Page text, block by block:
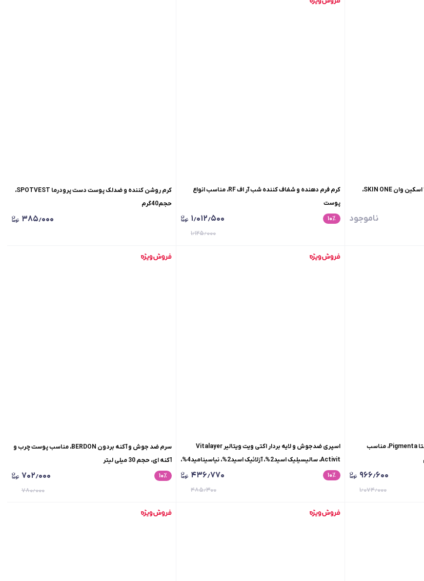
کرم ضد چروک اکتیو رتینول 0.5% اسکین وان SKIN ONE،
ناموجود
کرم فرم دهنده و شفاف کننده شب آر اف RF، مناسب انواع
پوست
۱۰٪ ۱٫۰۱۲٫۵۰۰
۱٫۱۲۵٫۰۰۰
کرم روشن کننده و ضدلک پوست دست پرودرما SPOTVEST،
حجم40گرم
۳۸۵٫۰۰۰
کرم روشن کننده قوی آردن پیگمنتا Pigmenta، مناسب
۹۶۶٫۶۰۰
۱٫۰۷۴٫۰۰۰
اسپری ضدجوش و لایه بردار اکتی ویت ویتالیر Vitalayer
Activit، سالیسیلیک اسید2%، آزلائیک اسید2%، نیاسینامید4%،
زینکPCA1%،مناسب پوست های چرب و مختلط،
۱۰٪ ۴۳۶٫۷۷۰
۴۸۵٫۳۰۰
سرم ضد جوش و آکنه بردون BERDON، مناسب پوست چرب و
آکنه ای، حجم 30 میلی لیتر
۱۰٪ ۷۰۲٫۰۰۰
۷۸۰٫۰۰۰